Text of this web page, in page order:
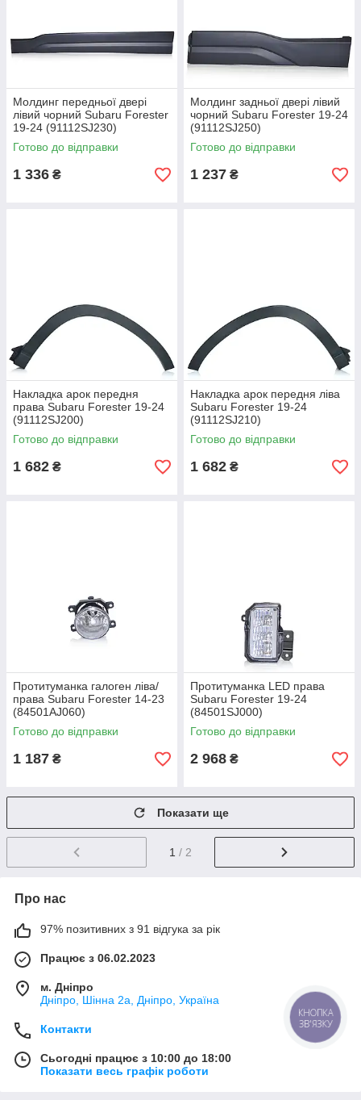
Молдинг передньої двері
лівий чорний Subaru Forester
19-24 (91112SJ230)
Готово до відправки
1 336 ₴
Молдинг задньої двері лівий
чорний Subaru Forester 19-24
(91112SJ250)
Готово до відправки
1 237 ₴
Накладка арок передня
права Subaru Forester 19-24
(91112SJ200)
Готово до відправки
1 682 ₴
Накладка арок передня ліва
Subaru Forester 19-24
(91112SJ210)
Готово до відправки
1 682 ₴
Протитуманка галоген ліва/
права Subaru Forester 14-23
(84501AJ060)
Готово до відправки
1 187 ₴
Протитуманка LED права
Subaru Forester 19-24
(84501SJ000)
Готово до відправки
2 968 ₴
Показати ще
1 / 2
Про нас
97% позитивних з 91 відгука за рік
Працює з 06.02.2023
м. Дніпро
Дніпро, Шінна 2а, Дніпро, Україна
Контакти
Сьогодні працює з 10:00 до 18:00
Показати весь графік роботи
КНОПКА
ЗВ'ЯЗКУ